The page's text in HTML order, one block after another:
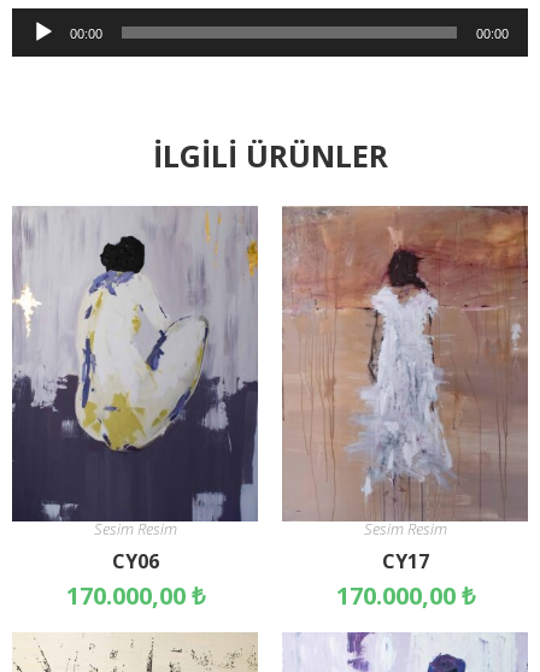
Ses
oynatıcı
00:00 00:00
İLGILI ÜRÜNLER
Sesim Resim
CY06
170.000,00₺
Sesim Resim
CY17
170.000,00₺